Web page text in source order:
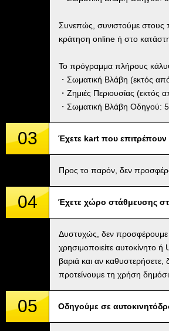
Συνεπώς, συνιστούμε στους
κράτηση online ή στο
Το πρόγραμμα πλήρους
・Σωματική Βλάβη (εκτός
・Ζημιές Περιουσίας
・Σωματική Βλάβη Οδηγού:
03 Έχετε kart που
Προς το παρόν, δεν
04 Έχετε χώρο στάθμευσης
Δυστυχώς, δεν προσφέρουμε
χρησιμοποιείτε αυτοκίνητο
βαριά και αν καθυστερήσετε,
προτείνουμε τη χρήση
05 Οδηγούμε σε